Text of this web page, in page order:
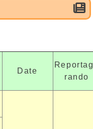
Date
rando